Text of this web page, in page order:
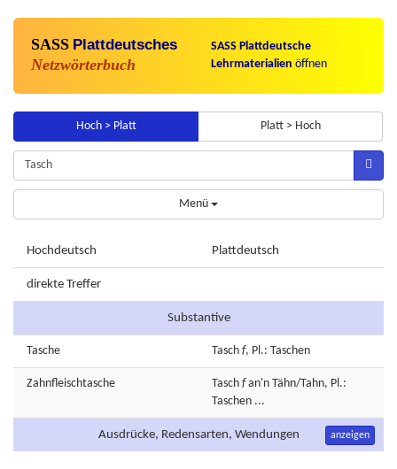
SASS Plattdeutsches
Netzwörterbuch
SASS Plattdeutsche
Lehrmaterialien öffnen
Hoch > Platt Platt > Hoch
Menü
Hochdeutsch Plattdeutsch
direkte Treffer
Substantive
Tasche Tasch f, Pl.: Taschen
Zahnfleischtasche Tasch fan'n Tähn/Tahn, Pl.:
Taschen ...
Ausdrücke, Redensarten, Wendungen anzeigen